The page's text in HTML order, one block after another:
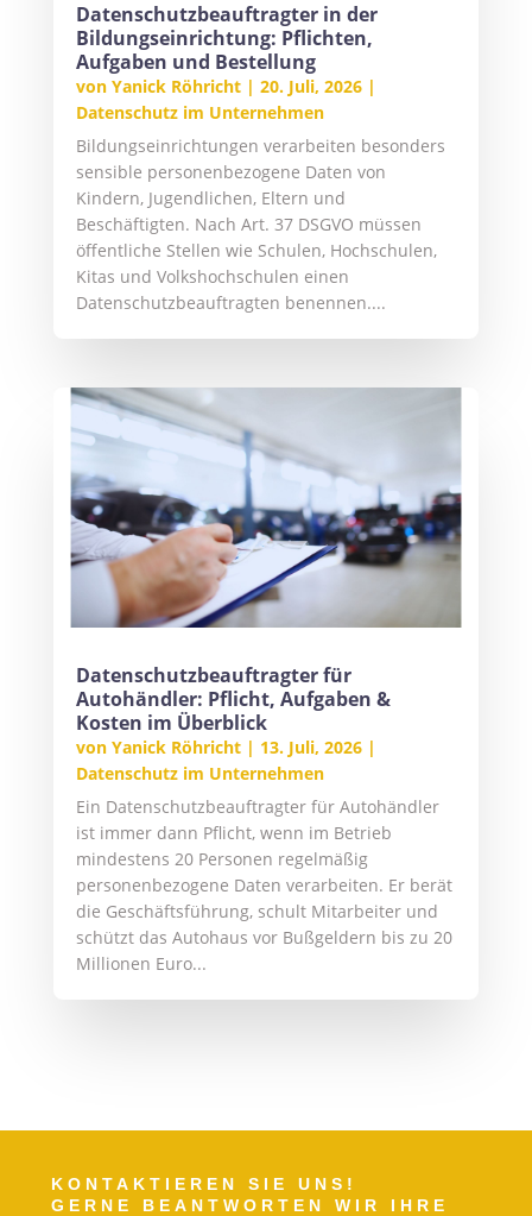
Datenschutzbeauftragter in der
Bildungseinrichtung: Pflichten,
Aufgaben und Bestellung
von Yanick Röhricht| 20. Juli, 2026|
Datenschutz im Unternehmen
Bildungseinrichtungen verarbeiten besonders
sensible personenbezogene Daten von
Kindern, Jugendlichen, Eltern und
Beschäftigten. Nach Art. 37 DSGVO müssen
öffentliche Stellen wie Schulen, Hochschulen,
Kitas und Volkshochschulen einen
Datenschutzbeauftragten benennen....
Datenschutzbeauftragter für
Autohändler: Pflicht, Aufgaben &
Kosten im Überblick
von Yanick Röhricht| 13. Juli, 2026|
Datenschutz im Unternehmen
Ein Datenschutzbeauftragter für Autohändler
ist immer dann Pflicht, wenn im Betrieb
mindestens 20 Personen regelmäßig
personenbezogene Daten verarbeiten. Er berät
die Geschäftsführung, schult Mitarbeiter und
schützt das Autohaus vor Bußgeldern bis zu 20
Millionen Euro...
KONTAKTIEREN SIE UNS!
GERNE BEANTWORTEN WIR IHRE